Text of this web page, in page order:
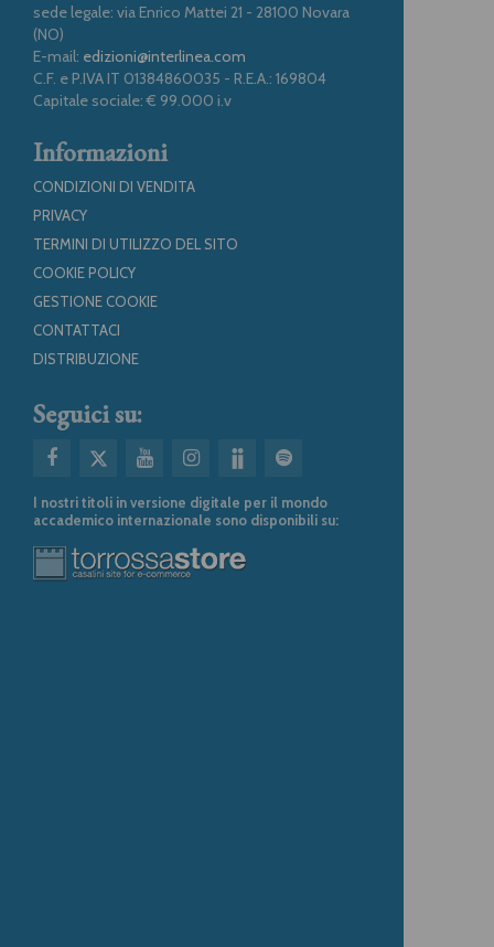
sede legale: via Enrico Mattei 21 - 28100 Novara
(NO)
E-mail: edizioni@interlinea.com
C.F. e P.IVA IT 01384860035 - R.E.A.: 169804
Capitale sociale: € 99.000 i.v
Informazioni
CONDIZIONI DI VENDITA
PRIVACY
TERMINI DI UTILIZZO DEL SITO
COOKIE POLICY
GESTIONE COOKIE
CONTATTACI
DISTRIBUZIONE
Seguici su:
I nostri titoli in versione digitale per il mondo
accademico internazionale sono disponibili su: